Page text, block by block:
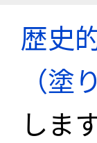
歴史
（塗
しま